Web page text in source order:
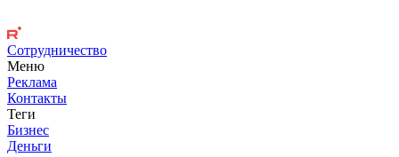
Сотрудничество
Меню
Реклама
Контакты
Теги
Бизнес
Деньги